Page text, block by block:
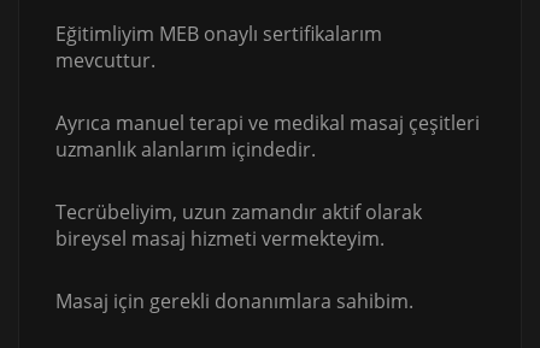
Eğitimliyim MEB onaylı sertifikalarım
mevcuttur.
Ayrıca manuel terapi ve medikal masaj çeşitleri
uzmanlık alanlarım içindedir.
Tecrübeliyim, uzun zamandır aktif olarak
bireysel masaj hizmeti vermekteyim.
Masaj için gerekli donanımlara sahibim.